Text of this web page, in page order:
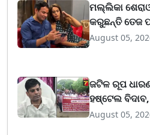
ମଲ୍ଲିକା
କରୁଛନ୍ତି ତେଜ
ପୁଅ ଖେଳାଇଲେ
August 05,
ଜଟିଳ ରୂପ
ହଷ୍ଟେଲ
ମୁହାଁମୁହିଁ
August 05,